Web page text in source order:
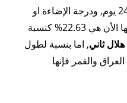
القمر اليوم يمتلك من العمر 24.87 يوم, ودرجة الإضاءة او
الوضوح لوجه القمر و التي يمتلكها الأن هي 22.63% كنسبة
ثاني, اما بنسبة لطول
والقمر فإنها